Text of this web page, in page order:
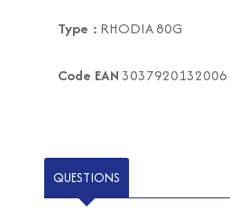
Type : RHODIA 80G
Code EAN3037920132006
QUESTIONS